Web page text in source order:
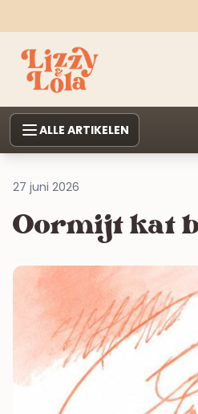
ALLE ARTIKELEN
27 juni 2026
Oormijt kat